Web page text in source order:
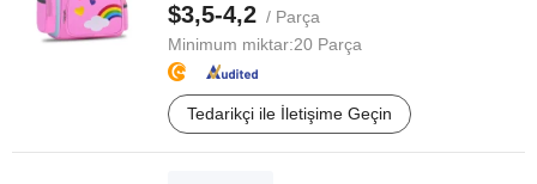
$3,5-4,2 / Parça
Minimum miktar:20 Parça
Tedarikçi ile İletişime Geçin